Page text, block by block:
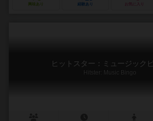
興味あり 経験あり お気に入り
ヒットスター：ミュージック
Hitster: Music Bingo